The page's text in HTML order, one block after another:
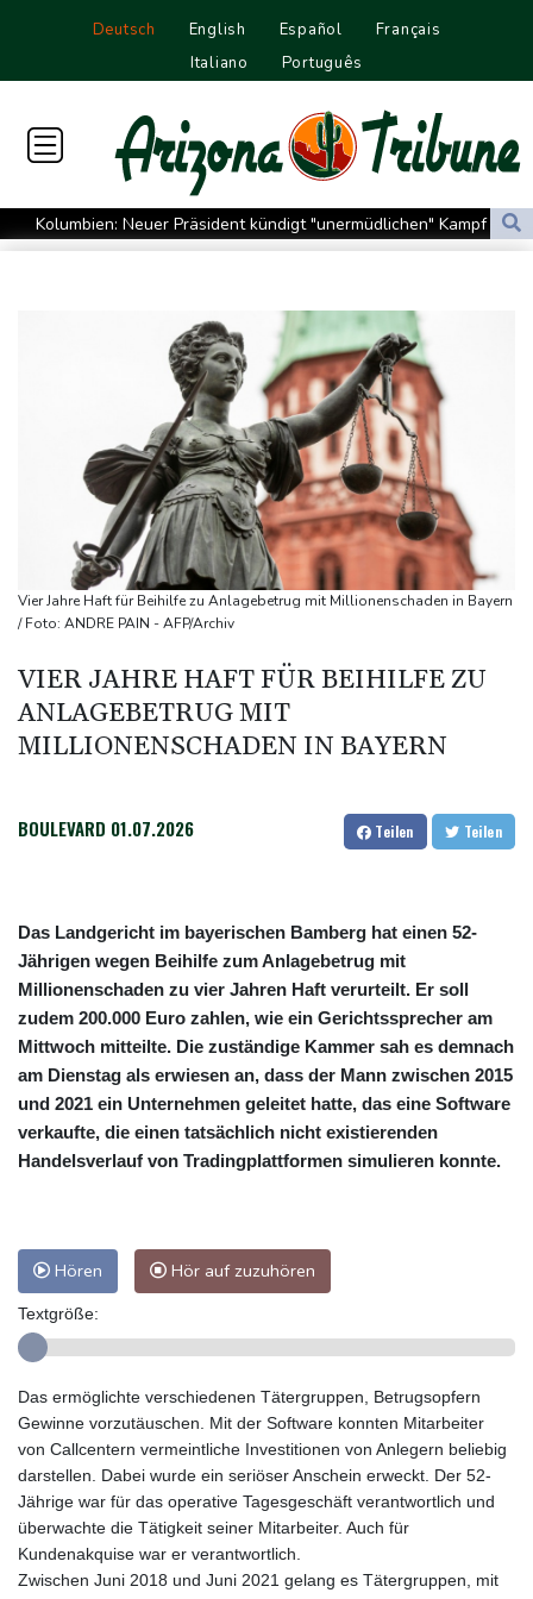
Deutsch English Español
Français
Italiano
Português
Kolumbien: Neuer Präsident kündigt "unermüdlichen" Kampf
gegen Drogengewalt an
Trump spricht nach Ballsaal-Urteil von "nationaler Schande"
Abholzung im Amazonas auf niedrigstem Stand seit einem
Frei: Über Beteiligung an AfD-Regierung entscheidet nicht CDU
in Sachsen-Anhalt
US-Senat stimmt für umfassendes Sanktionspaket gegen
Russland
"Rente mit 63": Unionsfraktionschef Frei offen für Härtefall- und
Übergangslösungen
Ceuta-Andrang: EU fordert von Meta und Tiktok Vorgehen gegen
Falschinformationen
Rechter Hardliner De la Espriella als Kolumbiens Präsident
vereidigt
Vier Jahre Haft für Beihilfe zu Anlagebetrug mit Millionenschaden in Bayern
/ Foto: ANDRE PAIN - AFP/Archiv
VIER JAHRE HAFT FÜR BEIHILFE ZU
ANLAGEBETRUG MIT
MILLIONENSCHADEN IN BAYERN
BOULEVARD 01.07.2026 Teilen Teilen
Das Landgericht im bayerischen Bamberg hat einen 52-
Jährigen wegen Beihilfe zum Anlagebetrug mit
Millionenschaden zu vier Jahren Haft verurteilt. Er soll
zudem 200.000 Euro zahlen, wie ein Gerichtssprecher am
Mittwoch mitteilte. Die zuständige Kammer sah es demnach
am Dienstag als erwiesen an, dass der Mann zwischen 2015
und 2021 ein Unternehmen geleitet hatte, das eine Software
verkaufte, die einen tatsächlich nicht existierenden
Handelsverlauf von Tradingplattformen simulieren konnte.
Hören Hör auf zuzuhören
Textgröße:
Das ermöglichte verschiedenen Tätergruppen, Betrugsopfern
Gewinne vorzutäuschen. Mit der Software konnten Mitarbeiter
von Callcentern vermeintliche Investitionen von Anlegern beliebig
darstellen. Dabei wurde ein seriöser Anschein erweckt. Der 52-
Jährige war für das operative Tagesgeschäft verantwortlich und
überwachte die Tätigkeit seiner Mitarbeiter. Auch für
Kundenakquise war er verantwortlich.
Zwischen Juni 2018 und Juni 2021 gelang es Tätergruppen, mit